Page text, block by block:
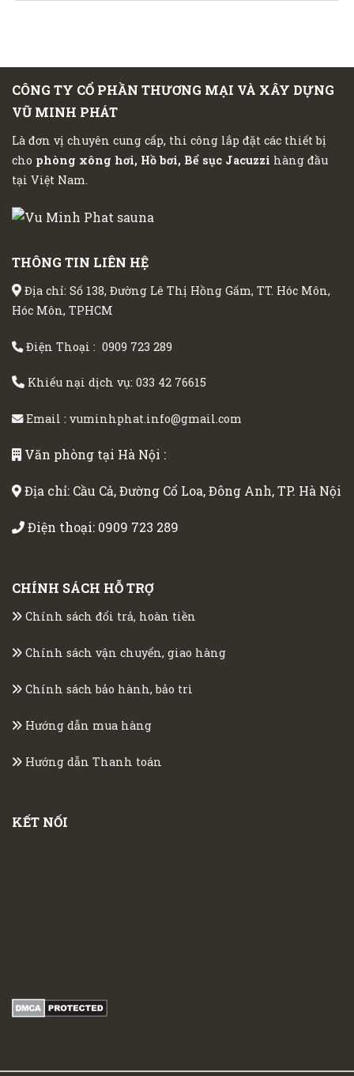
CÔNG TY CỔ PHẦN THƯƠNG MẠI VÀ XÂY DỰNG
VŨ MINH PHÁT
Là đơn vị chuyên cung cấp, thi công lắp đặt các thiết bị
cho phòng xông hơi, Hồ bơi, Bể sục Jacuzzi hàng đầu
tại Việt Nam.
THÔNG TIN LIÊN HỆ
Địa chỉ: Số 138, Đường Lê Thị Hồng Gấm, TT. Hóc Môn,
Hóc Môn, TPHCM
Điện Thoại : 0909 723 289
Khiếu nại dịch vụ: 033 42 76615
Email : vuminhphat.info@gmail.com
Văn phòng tại Hà Nội :
Địa chỉ: Cầu Cả, Đường Cổ Loa, Đông Anh, TP. Hà Nội
Điện thoại: 0909 723 289
CHÍNH SÁCH HỖ TRỢ
Chính sách đổi trả, hoàn tiền
Chính sách vận chuyển, giao hàng
Chính sách bảo hành, bảo trì
Hướng dẫn mua hàng
Hướng dẫn Thanh toán
KẾT NỐI